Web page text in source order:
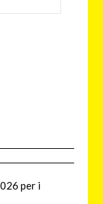
per i